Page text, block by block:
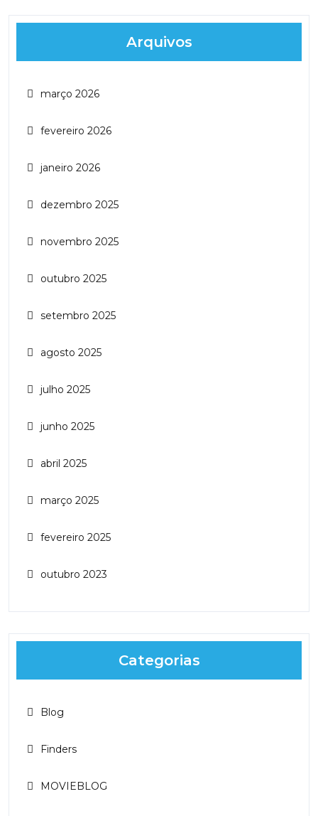
Arquivos
março 2026
fevereiro 2026
janeiro 2026
dezembro 2025
novembro 2025
outubro 2025
setembro 2025
agosto 2025
julho 2025
junho 2025
abril 2025
março 2025
fevereiro 2025
outubro 2023
Categorias
Blog
Finders
MOVIEBLOG